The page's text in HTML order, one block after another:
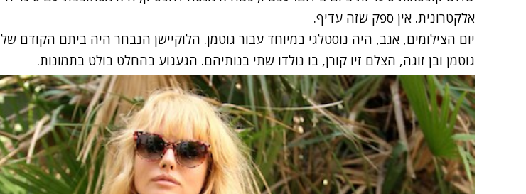
אלקטרונית. אין ספק שזה עדיף.
יום הצילומים, אגב, היה נוסטלגי במיוחד עבור גוטמן. הלוקיישן הנבחר היה ביתם הקודם של
גוטמן ובן זוגה, הצלם זיו קורן, בו נולדו שתי בנותיהם. הגעגוע בהחלט בולט בתמונות.